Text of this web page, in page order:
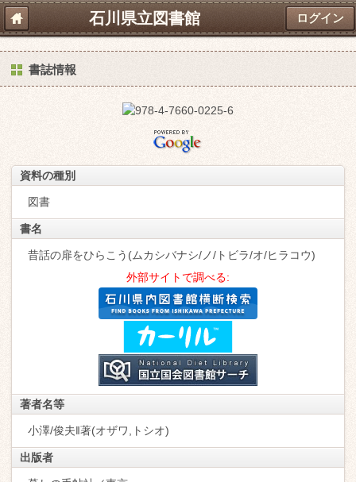
石川県立図書館 ログイン
書誌情報
資料の種別
図書
書名
昔話の扉をひらこう(ムカシバナシ/ノ/トビラ/オ/ヒラコウ)
外部サイトで調べる:
著者名等
小澤/俊夫‖著(オザワ,トシオ)
出版者